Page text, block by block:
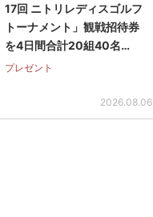
17回 ニトリレディスゴルフ
トーナメント」観戦招待券
を4日間合計20組40名…
プレゼント
2026.08.06